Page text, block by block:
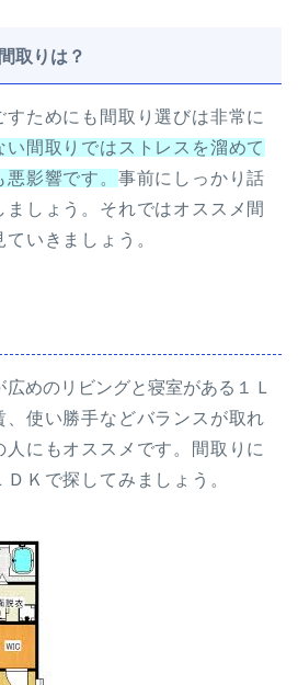
取りは？
すためにも間取り選びは非常に
い間取りではストレスを溜めて
影響です。 事前にしっかり話
ましょう。それではオススメ間
いきましょう。
広めのリビングと寝室がある １Ｌ
、使い勝手などバランスが取れ
にもオススメです。間取りに
Ｋで探してみましょう。